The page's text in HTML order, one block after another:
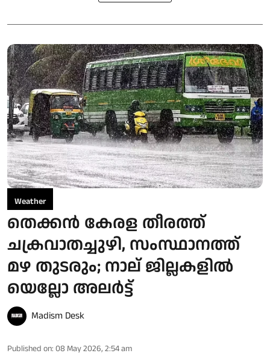
Weather
തെക്കൻ കേരള തീരത്ത്
ചക്രവാതച്ചുഴി, സംസ്ഥാനത്ത്
മഴ തുടരും; നാല് ജില്ലകളിൽ
യെല്ലോ അലർട്ട്
Madism Desk
Published on: 08 May 2026, 2:54 am